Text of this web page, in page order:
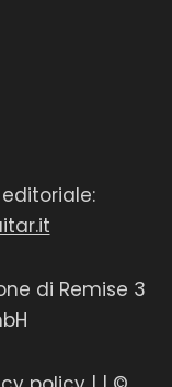
di Remise 3